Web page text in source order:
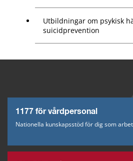
Utbildningar om psykisk
suicidprevention
1177 för vårdpersonal
Nationella kunskapsstöd för dig som